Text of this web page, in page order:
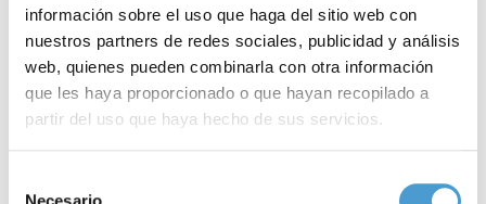
información sobre el uso que haga del sitio web con
nuestros partners de redes sociales, publicidad y análisis
web, quienes pueden combinarla con otra información
que les haya proporcionado o que hayan recopilado a
partir del uso que haya hecho de sus servicios.
de cookies
Necesario
padres de Martina, la niña protagonista de nuestro blogEl sitio
de Martina, nos cuentan cómo evoluciona últimamente su
situación.
X Jornada de Enfermos de Corazón y Trasplantados